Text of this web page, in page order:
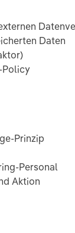
Daten
Policy
Prinzip
Personal
Aktion